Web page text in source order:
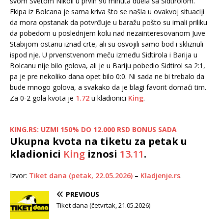
Ekipa iz Bolcana je sama kriva što se našla u ovakvoj situaciji
da mora opstanak da potvrđuje u baražu pošto su imali priliku
da pobedom u poslednjem kolu nad nezainteresovanom Juve
Stabijom ostanu iznad crte, ali su osvojili samo bod i skliznuli
ispod nje. U prvenstvenom meču između Sidtirola i Barija u
Bolcanu nije bilo golova, ali je u Bariju pobedio Sidtirol sa 2:1,
pa je pre nekoliko dana opet bilo 0:0. Ni sada ne bi trebalo da
bude mnogo golova, a svakako da je blagi favorit domaći tim.
Za 0-2 gola kvota je 1.72 u kladionici King.
KING.RS: UZMI 150% DO 12.000 RSD BONUS SADA
Ukupna kvota na tiketu za petak u
kladionici King iznosi 13.11.
Izvor: Tiket dana (petak, 22.05.2026) – Kladjenje.rs.
PREVIOUS
Tiket dana (četvrtak, 21.05.2026)